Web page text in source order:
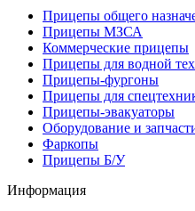
Прицепы общего
Прицепы МЗСА
Коммерческие прицепы
Прицепы для водной
Прицепы-фургоны
Прицепы для
Прицепы-эвакуаторы
Оборудование и
Фаркопы
Прицепы Б/У
Информация